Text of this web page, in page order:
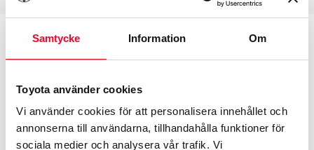
Samtycke Information Om
Toyota använder cookies
Vi använder cookies för att personalisera innehållet och
annonserna till användarna, tillhandahålla funktioner för
sociala medier och analysera vår trafik. Vi
Beräkna månadskostnad
Billånet är flexibelt och går att lösa när som helst utan
några extra avgifter. Klicka på knappen här nedan för